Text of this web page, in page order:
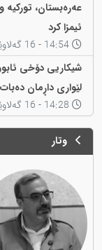
عەرەبستان، تورکیە
ئیمزا کرد
شیکاریی دۆخی
لێواری داڕمان دەبات
وتار